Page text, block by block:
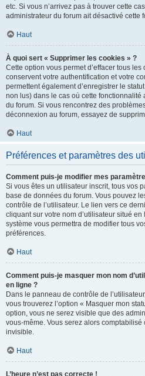
etc. Si vous n’arrivez pas à trouver cette
administrateur du forum ait désactivé cette
Haut
À quoi sert « Supprimer les cookies » ?
Cette option vous permet d’effacer tous
conservent votre authentification et votre
permettent également d’enregistrer le
non lus) dans le cas où cette
du forum. Si vous rencontrez des
déconnexion au forum, essayez de
Haut
Préférences et paramètres des
Comment puis-je modifier mes
Si vous êtes un utilisateur inscrit, tous vos
base de données du forum. Vous pouvez
contrôle de l’utilisateur. Le lien vers ce
cliquant sur votre nom d’utilisateur situé
système vous permettra de modifier tous
préférences.
Haut
Comment puis-je masquer mon nom
en ligne ?
Dans le panneau de contrôle de
vous trouverez l’option « Masquer mon
option, vous ne serez visible que des
vous-même. Vous serez alors
invisible.
Haut
L’heure n’est pas correcte !